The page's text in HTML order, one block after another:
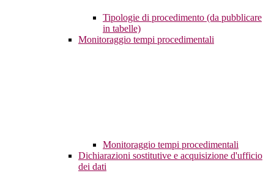
Tipologie di procedimento (da pubblicare
in tabelle)
Monitoraggio tempi procedimentali
Monitoraggio tempi procedimentali
Dichiarazioni sostitutive e acquisizione d'ufficio
dei dati